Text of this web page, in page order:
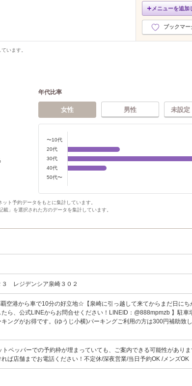
メニューを追加
ブックマー
います。
年代比率
女性 男性 未設定
〜10代
20代
30代
40代
50代〜
ト予約データをもとに集計しています。
」を選択された方のデータを集計しています。
３ レジデンシア泉崎３０２
空港から車で10分の好立地☆【泉崎に引っ越して来てからまだ日にち
ら、公式LINEからお問合せください！LINEID：@888mpmzb 】駐車
ングがお得です。(ゆうじ小横)パーキングご利用の方は300円補助致
ペッパーでの予約枠が埋まっていても、ご案内できる可能性があり
ば店舗までお電話ください！不定休/深夜営業/当日予約OK /メンズOK